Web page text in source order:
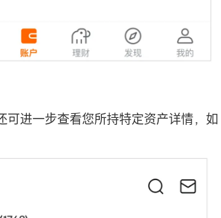
进一步查看您所持特定资产详情，如